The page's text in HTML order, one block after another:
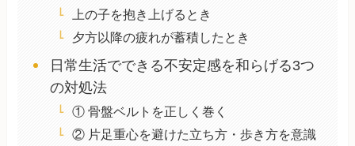
上の子を抱き上げるとき
夕方以降の疲れが蓄積したとき
日常生活でできる不安定感を和らげる3つ
の対処法
① 骨盤ベルトを正しく巻く
② 片足重心を避けた立ち方・歩き方を意識